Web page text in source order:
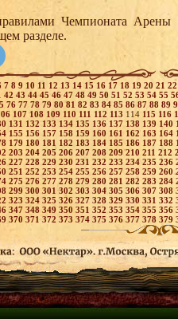
Чемпионата Арены
разделе.
7 8 9 10 11 12 13 14 15 16 17 18 19 20 21
42 43 44 45 46 47 48 49 50 51 52 53 54 55
76 77 78 79 8081 82 83 84 85 86 87 88 89
107 108 109 110 111 112 113 114 115 116
131 132 133 134 135 136 137 138 139 140
155 156 157 158 159 160 161 162 163 164
179 180 181 182 183 184 185 186 187 188
203 204 205 206 207 208 209210 211 212
227 228 229 230 231 232 233 234 235 236
251 252 253 254 255 256 257 258 259 260
275 276 277 278 279 280 281 282 283 284
299 300 301302 303 304 305 306 307 308
323 324 325 326 327 328 329 330 331 332
347 348 349 350 351 352 353 354 355 356
370 371 372 373 374 375 376 377 378 379